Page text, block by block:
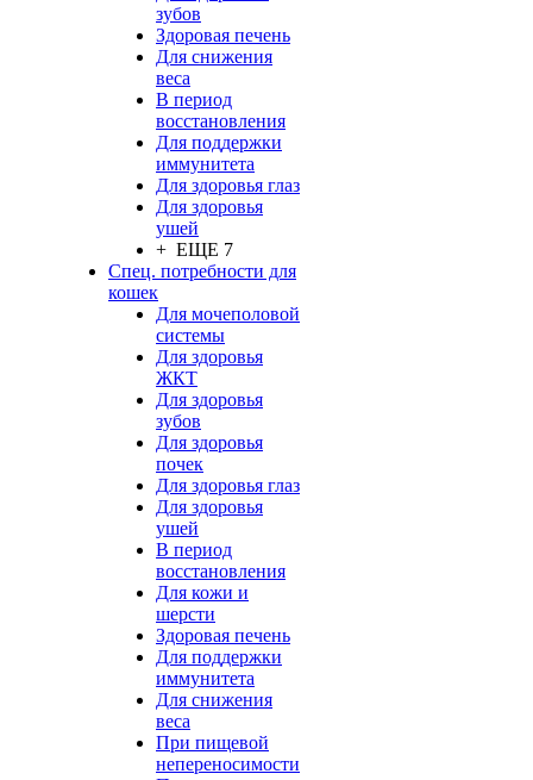
зубов
Здоровая печень
Для снижения
веса
В период
восстановления
Для поддержки
иммунитета
Для здоровья глаз
Для здоровья
ушей
+ ЕЩЕ 7
Спец. потребности для
кошек
Для мочеполовой
системы
Для здоровья
ЖКТ
Для здоровья
зубов
Для здоровья
почек
Для здоровья глаз
Для здоровья
ушей
В период
восстановления
Для кожи и
шерсти
Здоровая печень
Для поддержки
иммунитета
Для снижения
веса
При пищевой
непереносимости